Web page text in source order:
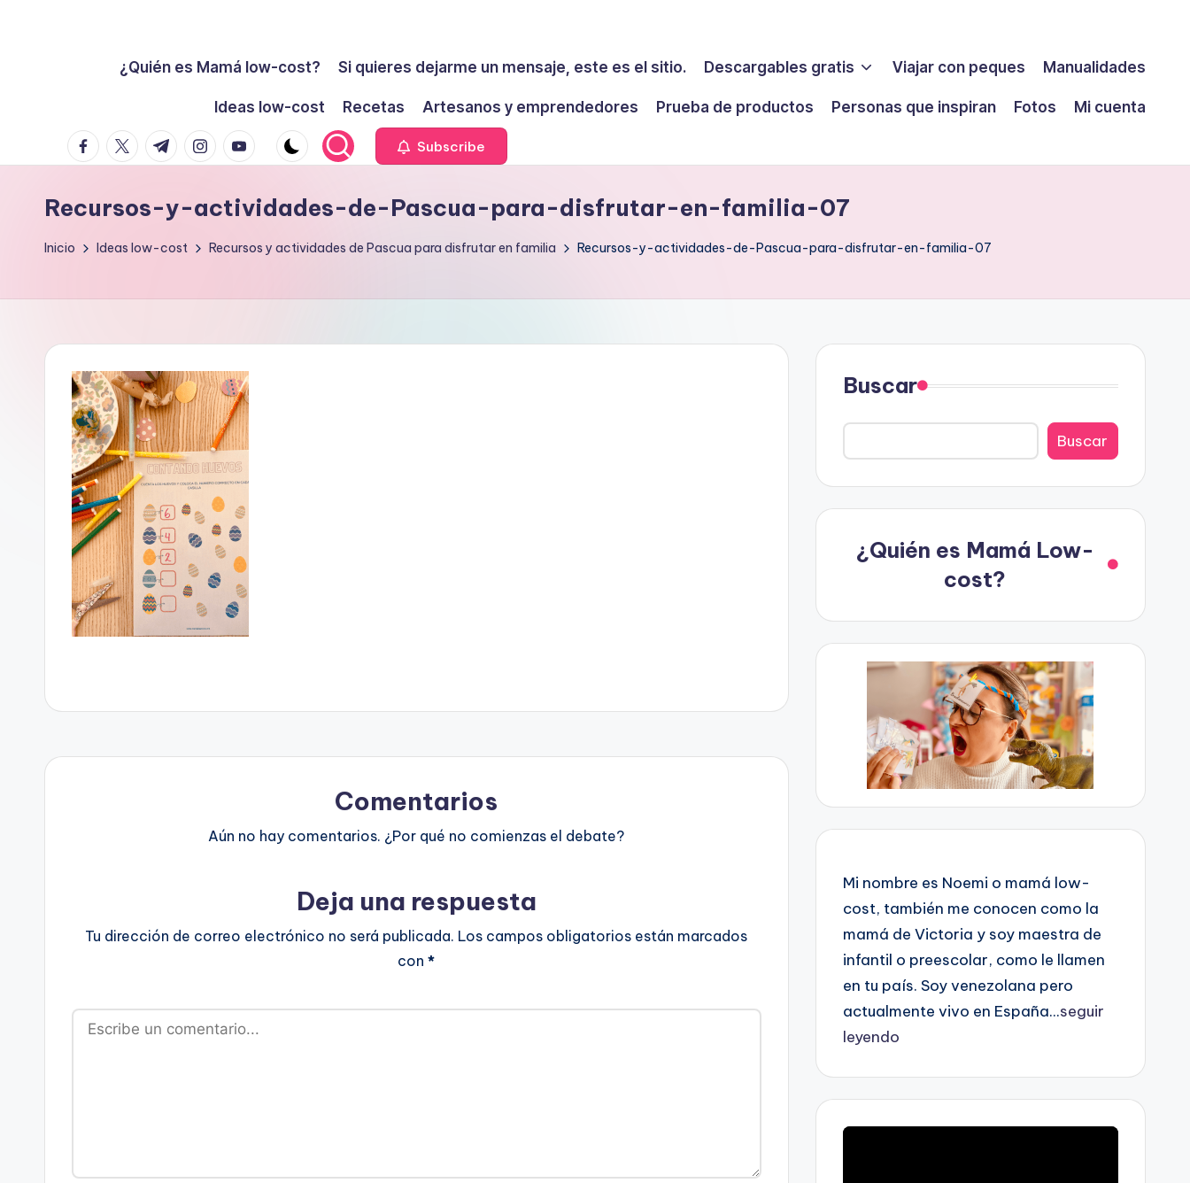
no
en
el
¿Quién es Mamá low-cost? Si quieres dejarme un mensaje, este es el sitio. Descargables gratis Viajar con peques Manualidades
Ideas low-cost Recetas Artesanos y emprendedores Prueba de productos Personas que inspiran Fotos
Mi cuenta
facebook.com
twitter.com
t.me instagram.com
youtube.com Subscribe
Recursos-y-actividades-de-Pascua-para-disfrutar-en-familia-07
Inicio Ideas low-cost Recursos y actividades de Pascua para disfrutar en familia Recursos-y-actividades-de-Pascua-para-disfrutar-en-familia-07
Comentarios
Aún no hay comentarios. ¿Por qué no comienzas el debate?
Deja una respuesta
Tu dirección de correo electrónico no será publicada. Los campos obligatorios están marcados
con*
Buscar
Buscar
¿Quién es Mamá Low-
cost?
Mi nombre es Noemi o mamá low-
cost, también me conocen como la
mamá de Victoria y soy maestra de
infantil o preescolar, como le llamen
en tu país. Soy venezolana pero
actualmente vivo en España...seguir
leyendo